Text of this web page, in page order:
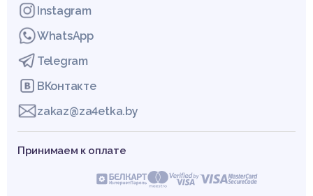
Instagram
WhatsApp
Telegram
ВКонтакте
zakaz@za4etka.by
Принимаем к оплате